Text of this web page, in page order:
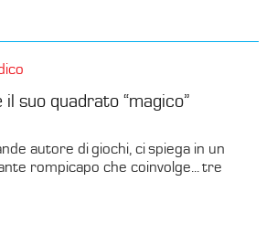
il suo quadrato “magico”
autore di giochi, ci spiega in un
rompicapo che coinvolge... tre